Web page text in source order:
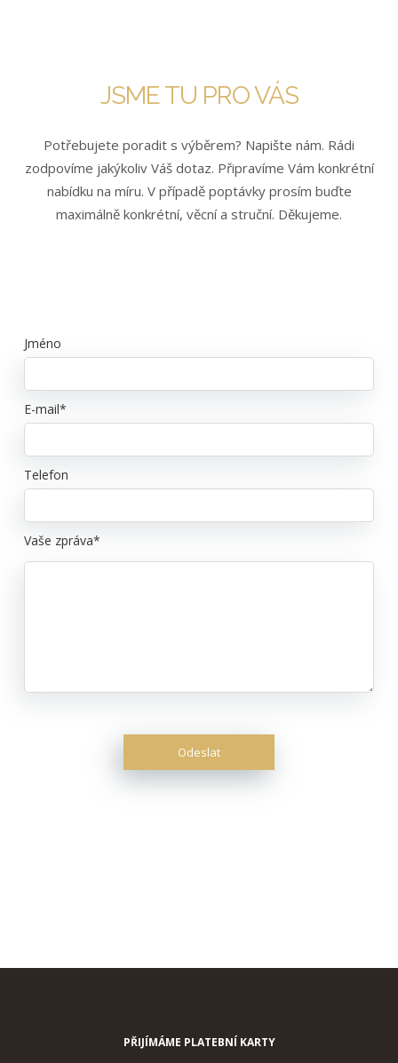
JSME TU PRO VÁS
Potřebujete poradit s výběrem? Napište nám. Rádi
zodpovíme jakýkoliv Váš dotaz. Připravíme Vám konkrétní
nabídku na míru. V případě poptávky prosím buďte
maximálně konkrétní, věcní a struční. Děkujeme.
Jméno
E-mail*
Telefon
Vaše zpráva*
PŘIJÍMÁME PLATEBNÍ KARTY